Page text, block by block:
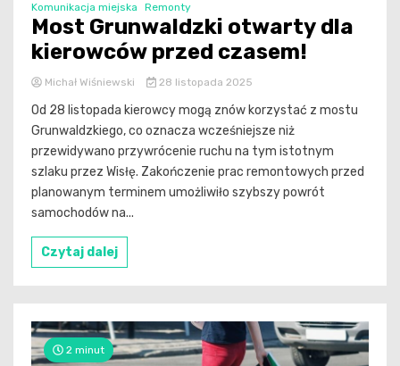
Komunikacja miejska Remonty
Most Grunwaldzki otwarty dla
kierowców przed czasem!
Michał Wiśniewski 28 listopada 2025
Od 28 listopada kierowcy mogą znów korzystać z mostu
Grunwaldzkiego, co oznacza wcześniejsze niż
przewidywano przywrócenie ruchu na tym istotnym
szlaku przez Wisłę. Zakończenie prac remontowych przed
planowanym terminem umożliwiło szybszy powrót
samochodów na...
Czytaj dalej
2 minut